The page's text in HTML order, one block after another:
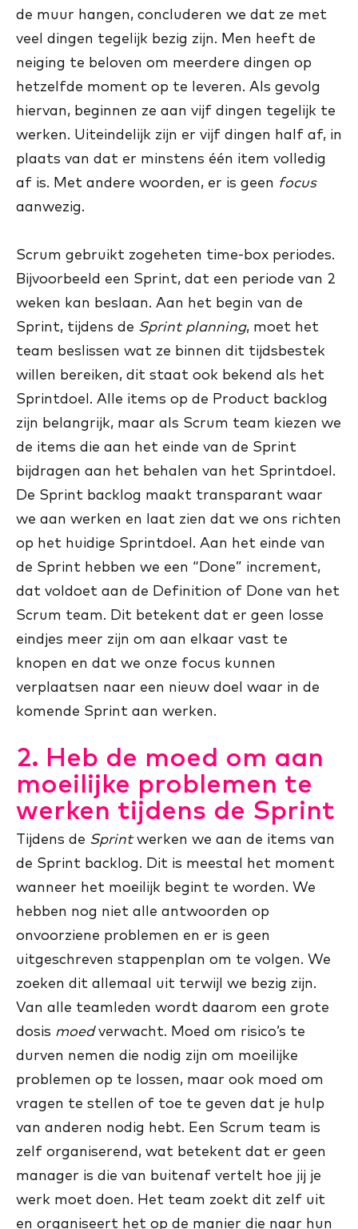
de muur hangen, concluderen we dat ze met
veel dingen tegelijk bezig zijn. Men heeft de
neiging te beloven om meerdere dingen op
hetzelfde moment op te leveren. Als gevolg
hiervan, beginnen ze aan vijf dingen tegelijk te
werken. Uiteindelijk zijn er vijf dingen half af, in
plaats van dat er minstens één item volledig
af is. Met andere woorden, er is geen focus
aanwezig.
Scrum gebruikt zogeheten time-box periodes.
Bijvoorbeeld een Sprint, dat een periode van 2
weken kan beslaan. Aan het begin van de
Sprint, tijdens de Sprint planning, moet het
team beslissen wat ze binnen dit tijdsbestek
willen bereiken, dit staat ook bekend als het
Sprintdoel. Alle items op de Product backlog
zijn belangrijk, maar als Scrum team kiezen we
de items die aan het einde van de Sprint
bijdragen aan het behalen van het Sprintdoel.
De Sprint backlog maakt transparant waar
we aan werken en laat zien dat we ons richten
op het huidige Sprintdoel. Aan het einde van
de Sprint hebben we een “Done” increment,
dat voldoet aan de Definition of Done van het
Scrum team. Dit betekent dat er geen losse
eindjes meer zijn om aan elkaar vast te
knopen en dat we onze focus kunnen
verplaatsen naar een nieuw doel waar in de
komende Sprint aan werken.
2. Heb de moed om aan
moeilijke problemen te
werken tijdens de Sprint
Tijdens de Sprintwerken we aan de items van
de Sprint backlog. Dit is meestal het moment
wanneer het moeilijk begint te worden. We
hebben nog niet alle antwoorden op
onvoorziene problemen en er is geen
uitgeschreven stappenplan om te volgen. We
zoeken dit allemaal uit terwijl we bezig zijn.
Van alle teamleden wordt daarom een grote
dosis moedverwacht. Moed om risico’s te
durven nemen die nodig zijn om moeilijke
problemen op te lossen, maar ook moed om
vragen te stellen of toe te geven dat je hulp
van anderen nodig hebt. Een Scrum team is
zelf organiserend, wat betekent dat er geen
manager is die van buitenaf vertelt hoe jij je
werk moet doen. Het team zoekt dit zelf uit
en organiseert het op de manier die naar hun